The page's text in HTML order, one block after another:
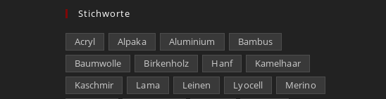
Stichworte
Acryl Alpaka Aluminium
Bambus
Baumwolle
Birkenholz Hanf
Kamelhaar
Kaschmir
Lama Leinen Lyocell
Merino